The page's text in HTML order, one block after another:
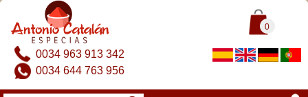
0
0034 963 913 342
0034 644 763 956